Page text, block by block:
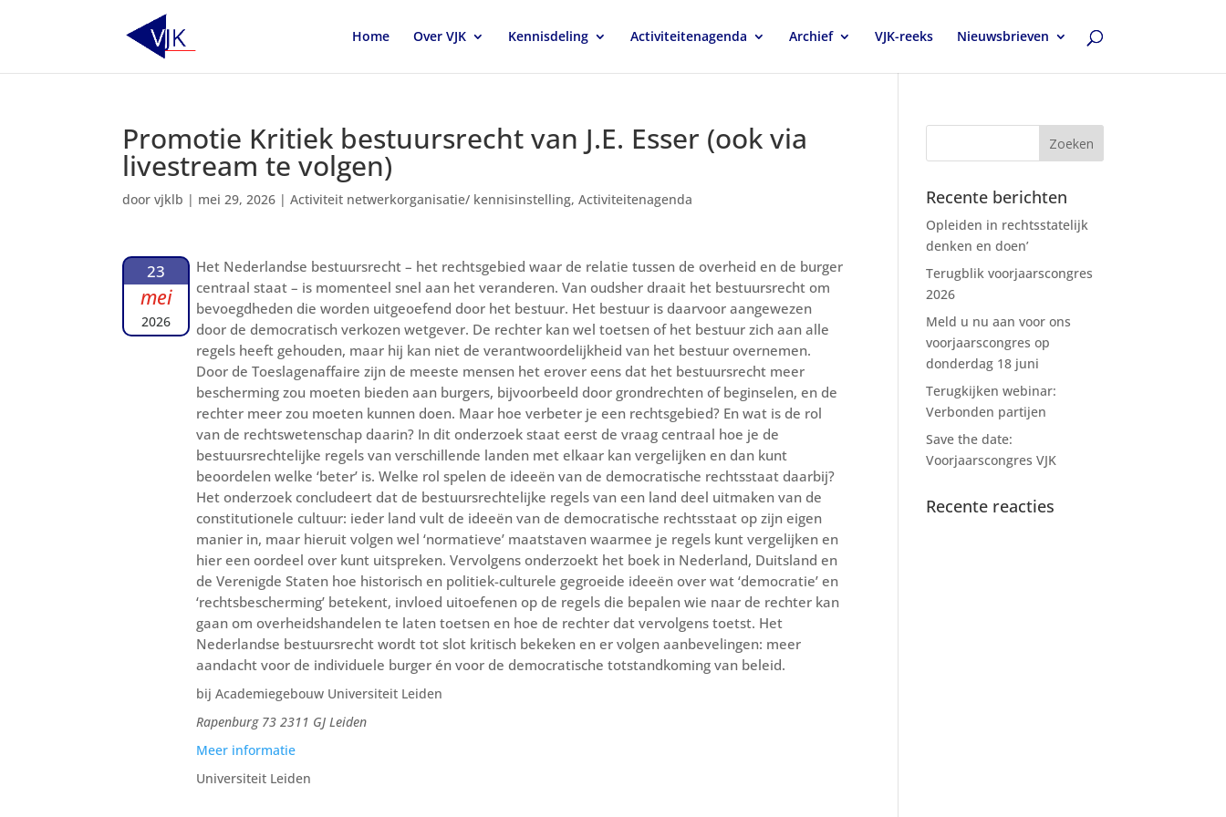
Home Over VJK Kennisdeling Activiteitenagenda Archief VJK-reeks Nieuwsbrieven
Promotie Kritiek bestuursrecht van J.E. Esser (ook via
livestream te volgen)
doorvjklb | mei 29, 2026 |Activiteit netwerkorganisatie/ kennisinstelling,Activiteitenagenda
23
mei
2026
Het Nederlandse bestuursrecht – het rechtsgebied waar de relatie tussen de overheid en de burger
centraal staat – is momenteel snel aan het veranderen. Van oudsher draait het bestuursrecht om
bevoegdheden die worden uitgeoefend door het bestuur. Het bestuur is daarvoor aangewezen
door de democratisch verkozen wetgever. De rechter kan wel toetsen of het bestuur zich aan alle
regels heeft gehouden, maar hij kan niet de verantwoordelijkheid van het bestuur overnemen.
Door de Toeslagenaffaire zijn de meeste mensen het erover eens dat het bestuursrecht meer
bescherming zou moeten bieden aan burgers, bijvoorbeeld door grondrechten of beginselen, en de
rechter meer zou moeten kunnen doen. Maar hoe verbeter je een rechtsgebied? En wat is de rol
van de rechtswetenschap daarin? In dit onderzoek staat eerst de vraag centraal hoe je de
bestuursrechtelijke regels van verschillende landen met elkaar kan vergelijken en dan kunt
beoordelen welke ‘beter’ is. Welke rol spelen de ideeën van de democratische rechtsstaat daarbij?
Het onderzoek concludeert dat de bestuursrechtelijke regels van een land deel uitmaken van de
constitutionele cultuur: ieder land vult de ideeën van de democratische rechtsstaat op zijn eigen
manier in, maar hieruit volgen wel ‘normatieve’ maatstaven waarmee je regels kunt vergelijken en
hier een oordeel over kunt uitspreken. Vervolgens onderzoekt het boek in Nederland, Duitsland en
de Verenigde Staten hoe historisch en politiek-culturele gegroeide ideeën over wat ‘democratie’ en
‘rechtsbescherming’ betekent, invloed uitoefenen op de regels die bepalen wie naar de rechter kan
gaan om overheidshandelen te laten toetsen en hoe de rechter dat vervolgens toetst. Het
Nederlandse bestuursrecht wordt tot slot kritisch bekeken en er volgen aanbevelingen: meer
aandacht voor de individuele burger én voor de democratische totstandkoming van beleid.
bij Academiegebouw Universiteit Leiden
Rapenburg 73 2311 GJ Leiden
Meer informatie
Universiteit Leiden
Recente berichten
Opleiden in rechtsstatelijk
denken en doen’
Terugblik voorjaarscongres
2026
Meld u nu aan voor ons
voorjaarscongres op
donderdag 18 juni
Terugkijken webinar:
Verbonden partijen
Save the date:
Voorjaarscongres VJK
Recente reacties